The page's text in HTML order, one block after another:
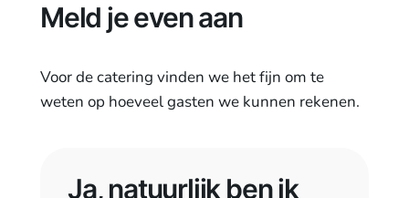
Meld je even aan
Voor de catering vinden we het fijn om te
weten op hoeveel gasten we kunnen rekenen.
Ja, natuurlijk ben ik